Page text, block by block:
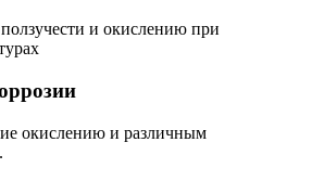
и окислению при
окислению и различным